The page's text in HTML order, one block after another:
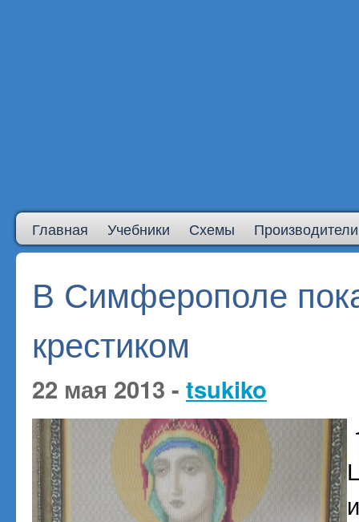
Главная Учебники Схемы Производители
В Симферополе
крестиком
22 мая 2013 - tsukiko